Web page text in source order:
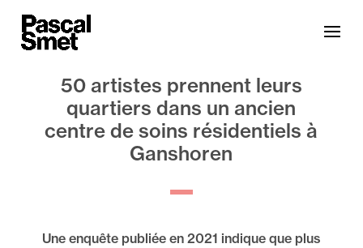
50 artistes prennent leurs
quartiers dans un ancien
centre de soins résidentiels à
Ganshoren
Une enquête publiée en 2021 indique que plus